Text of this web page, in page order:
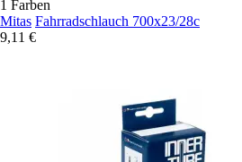
1 Farben
Mitas Fahrradschlauch 700x23/28c
9,11 €